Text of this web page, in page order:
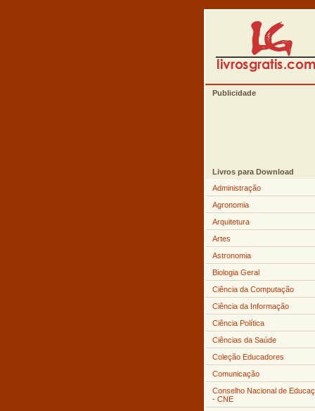
Publicidade
Livros para Download
Administração
Agronomia
Arquitetura
Artes
Astronomia
Biologia Geral
Ciência da Computação
Ciência da Informação
Ciência Política
Ciências da Saúde
Coleção Educadores
Comunicação
Conselho Nacional de
- CNE